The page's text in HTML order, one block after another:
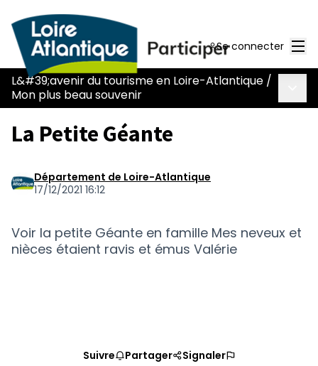
Se connecter
L&#39;avenir du tourisme en Loire-Atlantique /
Mon plus beau souvenir
La Petite Géante
Département de Loire-Atlantique
17/12/2021 16:12
Voir la petite Géante en famille Mes neveux et
nièces étaient ravis et émus Valérie
Suivre Partager Signaler